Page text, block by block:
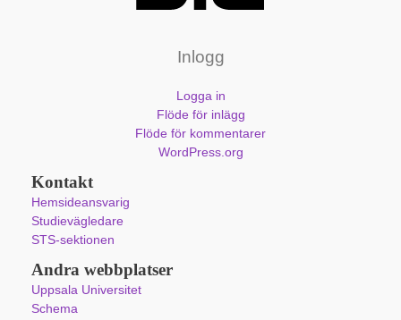
Inlogg
Logga in
Flöde för inlägg
Flöde för kommentarer
WordPress.org
Kontakt
Hemsideansvarig
Studievägledare
STS-sektionen
Andra webbplatser
Uppsala Universitet
Schema